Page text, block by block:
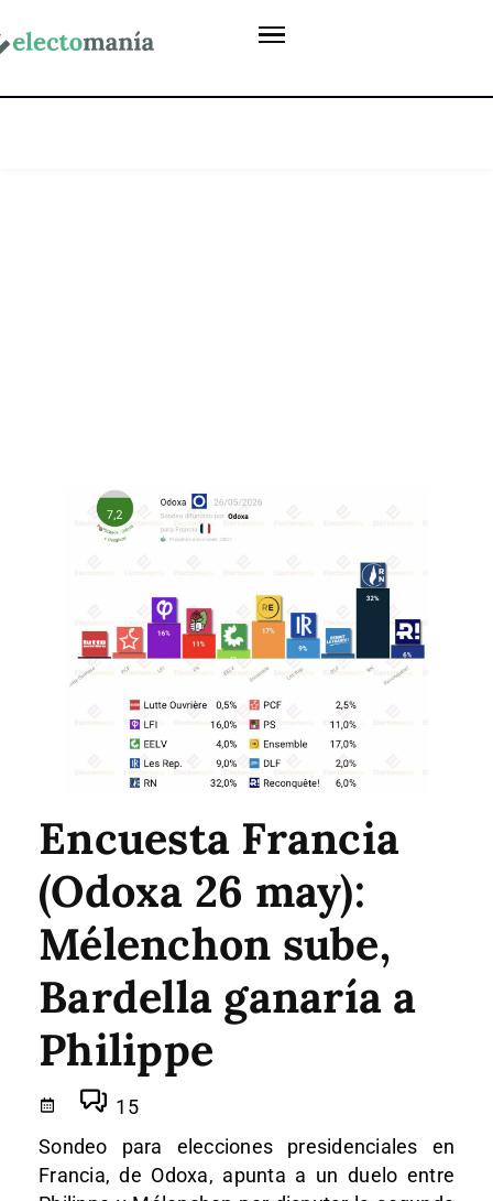
Encuesta Francia
(Odoxa 26 may):
Mélenchon sube,
Bardella ganaría a
Philippe
15
Sondeo para elecciones presidenciales en
Francia, de Odoxa, apunta a un duelo entre